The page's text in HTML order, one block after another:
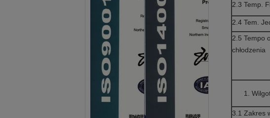
2.3 Temp.
2.4 Tem.
2.5 Tempo
chłodzenia
3.1 Zakres